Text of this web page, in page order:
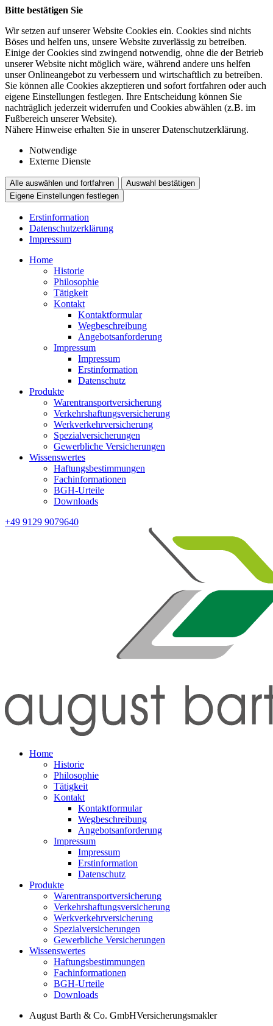
Bitte bestätigen Sie
Wir setzen auf unserer Website Cookies ein. Cookies sind nichts
Böses und helfen uns, unsere Website zuverlässig zu betreiben.
Einige der Cookies sind zwingend notwendig, ohne die der Betrieb
unserer Website nicht möglich wäre, während andere uns helfen
unser Onlineangebot zu verbessern und wirtschaftlich zu betreiben.
Sie können alle Cookies akzeptieren und sofort fortfahren oder auch
eigene Einstellungen festlegen. Ihre Entscheidung können Sie
nachträglich jederzeit widerrufen und Cookies abwählen (z.B. im
Fußbereich unserer Website).
Nähere Hinweise erhalten Sie in unserer Datenschutzerklärung.
Notwendige
Externe Dienste
Alle auswählen und fortfahren
Auswahl bestätigen
Eigene Einstellungen festlegen
Erstinformation
Datenschutzerklärung
Impressum
Home
Historie
Philosophie
Tätigkeit
Kontakt
Kontaktformular
Wegbeschreibung
Angebotsanforderung
Impressum
Impressum
Erstinformation
Datenschutz
Produkte
Warentransportversicherung
Verkehrshaftungsversicherung
Werkverkehrversicherung
Spezialversicherungen
Gewerbliche Versicherungen
Wissenswertes
Haftungsbestimmungen
Fachinformationen
BGH-Urteile
Downloads
+49 9129 9079640
Home
Historie
Philosophie
Tätigkeit
Kontakt
Kontaktformular
Wegbeschreibung
Angebotsanforderung
Impressum
Impressum
Erstinformation
Datenschutz
Produkte
Warentransportversicherung
Verkehrshaftungsversicherung
Werkverkehrversicherung
Spezialversicherungen
Gewerbliche Versicherungen
Wissenswertes
Haftungsbestimmungen
Fachinformationen
BGH-Urteile
Downloads
August Barth & Co. GmbHVersicherungsmakler